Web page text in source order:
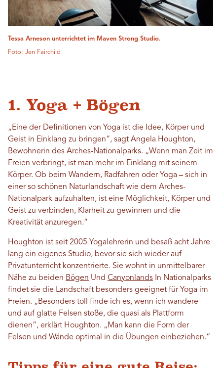
Tessa Arneson unterrichtet im Maven Strong Studio.
Foto: Jen Fairchild
1. Yoga + Bögen
„Eine der Definitionen von Yoga ist die Idee, Körper und
Geist in Einklang zu bringen“, sagt Angela Houghton,
Bewohnerin des Arches-Nationalparks. „Wenn man Zeit im
Freien verbringt, ist man mehr im Einklang mit seinem
Körper. Ob beim Wandern, Radfahren oder Yoga – sich in
einer so schönen Naturlandschaft wie dem Arches-
Nationalpark aufzuhalten, ist eine Möglichkeit, Körper und
Geist zu verbinden, Klarheit zu gewinnen und die
Kreativität anzuregen.“
Houghton ist seit 2005 Yogalehrerin und besaß acht Jahre
lang ein eigenes Studio, bevor sie sich wieder auf
Privatunterricht konzentrierte. Sie wohnt in unmittelbarer
Nähe zu beiden Bögen Und Canyonlands In Nationalparks
findet sie die Landschaft besonders geeignet für Yoga im
Freien. „Besonders toll finde ich es, wenn ich wandere
und auf glatte Felsen stoße, die quasi als Plattform
dienen“, erklärt Houghton. „Man kann die Form der
Felsen und Wände optimal in die Übungen einbeziehen.“